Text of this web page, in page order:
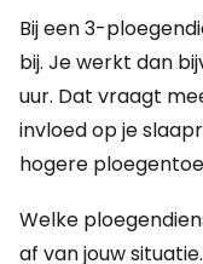
Bij een 3-
bij. Je werkt dan
uur. Dat vraagt
invloed op je
hogere
Welke
af van jouw